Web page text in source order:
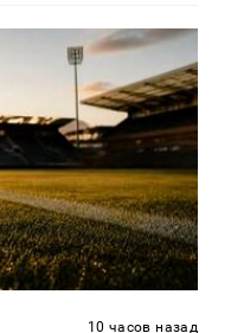
10 часов назад